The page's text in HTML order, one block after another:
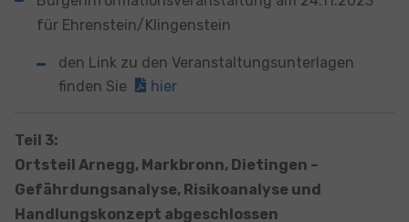
für Ehrenstein/Klingenstein
den Link zu den Veranstaltungsunterlagen
finden Sie
hier
Teil 3:
Ortsteil Arnegg, Markbronn, Dietingen –
Gefährdungsanalyse, Risikoanalyse und
Handlungskonzept abgeschlossen